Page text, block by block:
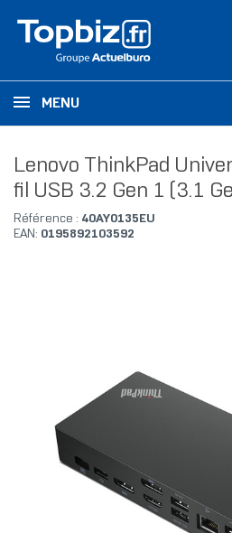
MENU
Lenovo ThinkPad
fil USB 3.2 Gen 1 (3.1
Référence : 40AY0135EU
EAN: 0195892103592